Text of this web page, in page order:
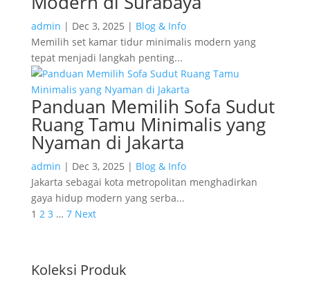
admin | Dec 3, 2025 | Blog & Info
Memilih set kamar tidur minimalis modern yang
tepat menjadi langkah penting...
Panduan Memilih Sofa Sudut
Ruang Tamu Minimalis yang
Nyaman di Jakarta
admin | Dec 3, 2025 | Blog & Info
Jakarta sebagai kota metropolitan menghadirkan
gaya hidup modern yang serba...
1 2 3 … 7 Next
Koleksi Produk